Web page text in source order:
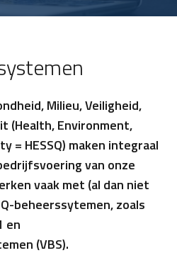
Milieu, Veiligheid,
(Health, Environment,
= HESSQ) maken integraal
van onze
vaak met (al dan niet
beheerssytemen, zoals
en
(VBS).